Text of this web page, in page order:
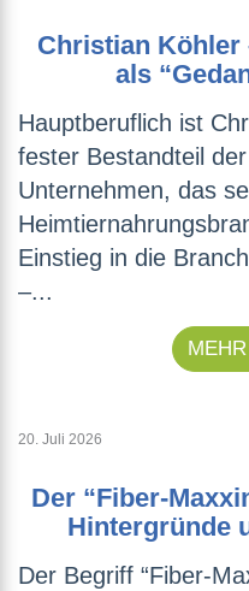
Christian Köhler
als
Hauptberuflich ist
fester Bestandteil
Unternehmen, das
Einstieg in die
–...
20. Juli 2026
Der “Fiber-
Hintergründe
Der Begriff “Fiber-